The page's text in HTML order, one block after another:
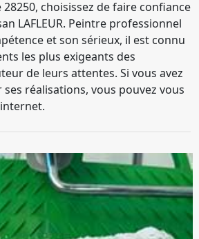
28250, choisissez de faire confiance
LAFLEUR. Peintre professionnel
et son sérieux, il est connu
les plus exigeants des
de leurs attentes. Si vous avez
réalisations, vous pouvez vous